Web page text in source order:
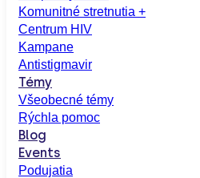
Komunitné stretnutia +
Centrum HIV
Kampane
Antistigmavir
Témy
Všeobecné témy
Rýchla pomoc
Blog
Events
Podujatia